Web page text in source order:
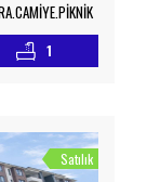
1
Satılık